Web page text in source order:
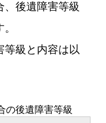
、後遺障害等級
等級と内容は以
の後遺障害等級